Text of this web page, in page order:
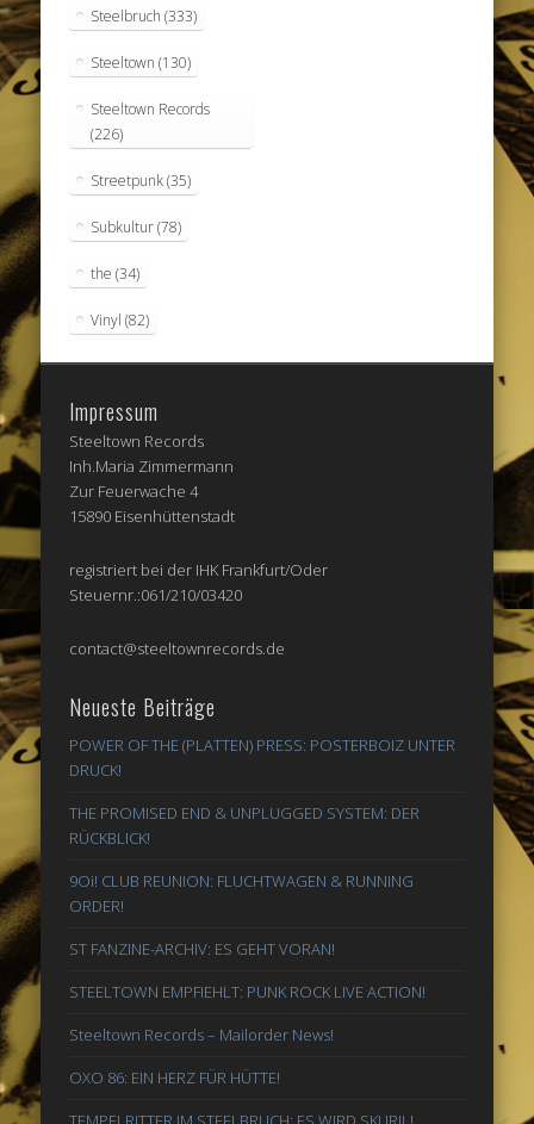
Steelbruch (333)
Steeltown (130)
Steeltown Records
(226)
Streetpunk(35)
Subkultur(78)
the (34)
Vinyl (82)
Impressum
Steeltown Records
Inh.Maria Zimmermann
Zur Feuerwache 4
15890 Eisenhüttenstadt
registriert bei der IHK Frankfurt/Oder
Steuernr.:061/210/03420
contact@steeltownrecords.de
Neueste Beiträge
POWER OF THE (PLATTEN) PRESS: POSTERBOIZ UNTER
DRUCK!
THE PROMISED END & UNPLUGGED SYSTEM: DER
RÜCKBLICK!
9Oi! CLUB REUNION: FLUCHTWAGEN & RUNNING
ORDER!
ST FANZINE-ARCHIV: ES GEHT VORAN!
STEELTOWN EMPFIEHLT: PUNK ROCK LIVE ACTION!
Steeltown Records – Mailorder News!
OXO 86: EIN HERZ FÜR HÜTTE!